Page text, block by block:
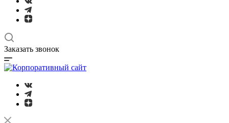
Заказать звонок